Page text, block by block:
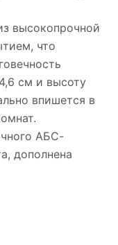
высокопрочной
что
см и высоту
впишется в
АБС-
дополнена